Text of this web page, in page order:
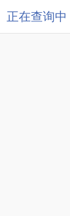
正在查询中